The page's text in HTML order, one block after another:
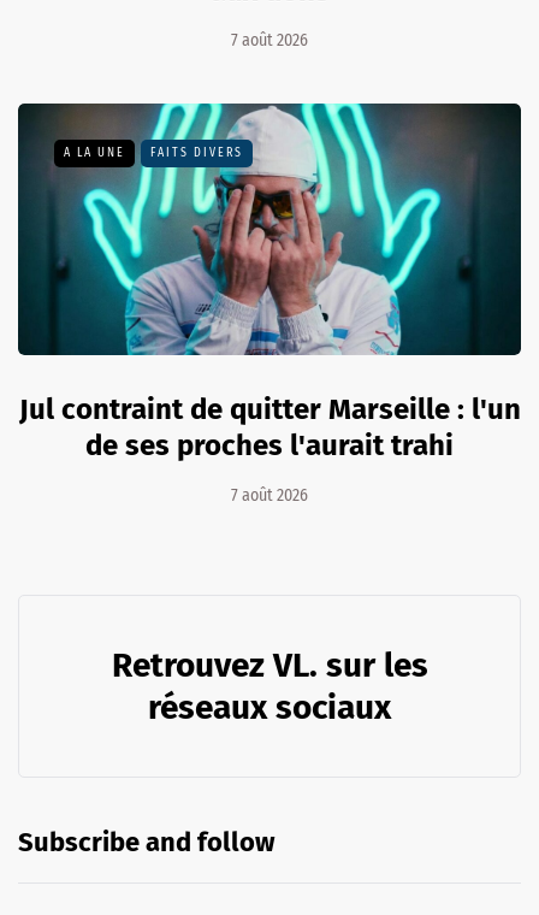
7 août 2026
A LA UNE FAITS DIVERS
Jul contraint de quitter Marseille : l'un
de ses proches l'aurait trahi
7 août 2026
Retrouvez VL. sur les
réseaux sociaux
Subscribe and follow